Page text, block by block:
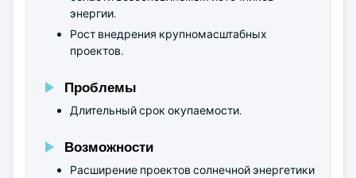
энергии.
Рост внедрения крупномасштабных
проектов.
Проблемы
Длительный срок окупаемости.
Возможности
Расширение проектов солнечной энергетики